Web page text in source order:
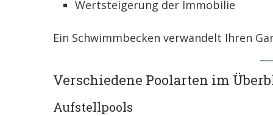
Wertsteigerung der Immobilie
Ein Schwimmbecken verwandelt Ihren
Verschiedene Poolarten im
Aufstellpools